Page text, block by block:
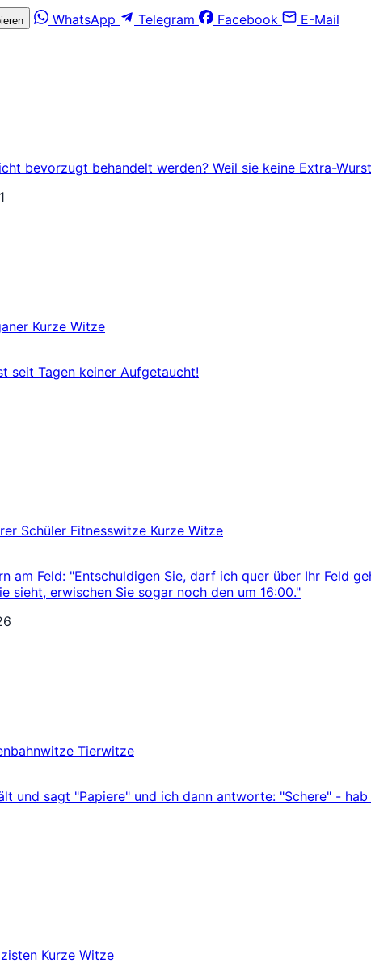
WhatsApp Telegram Facebook
E-Mail
bevorzugt behandelt werden? Weil sie keine Extra-
Kurze Witze
seit Tagen keiner Aufgetaucht!
Schüler Fitnesswitze Kurze Witze
am Feld: "Entschuldigen Sie, darf ich quer über Ihr Feld
sieht, erwischen Sie sogar noch den um 16:00."
Tierwitze
und sagt "Papiere" und ich dann antworte: "Schere" -
Kurze Witze